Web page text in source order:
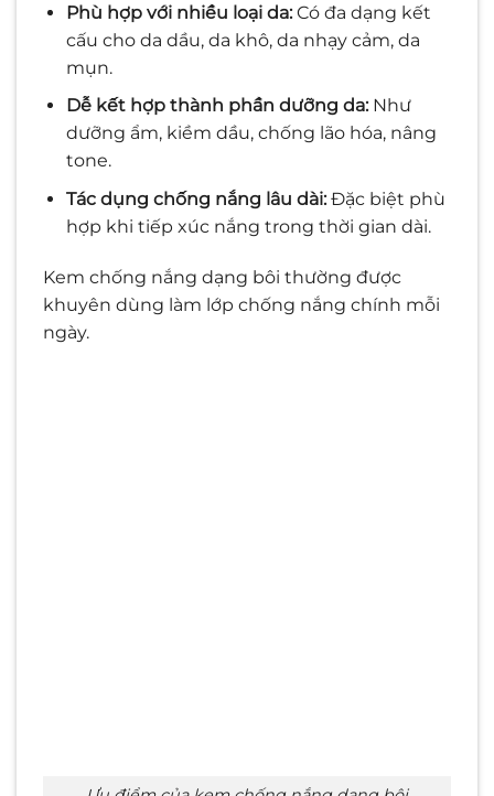
Phù hợp với nhiều loại da:Có đa dạng kết
cấu cho da dầu, da khô, da nhạy cảm, da
mụn.
Dễ kết hợp thành phần dưỡng da:Như
dưỡng ẩm, kiềm dầu, chống lão hóa, nâng
tone.
Tác dụng chống nắng lâu dài:Đặc biệt phù
hợp khi tiếp xúc nắng trong thời gian dài.
Kem chống nắng dạng bôi thường được
khuyên dùng làm lớp chống nắng chính mỗi
ngày.